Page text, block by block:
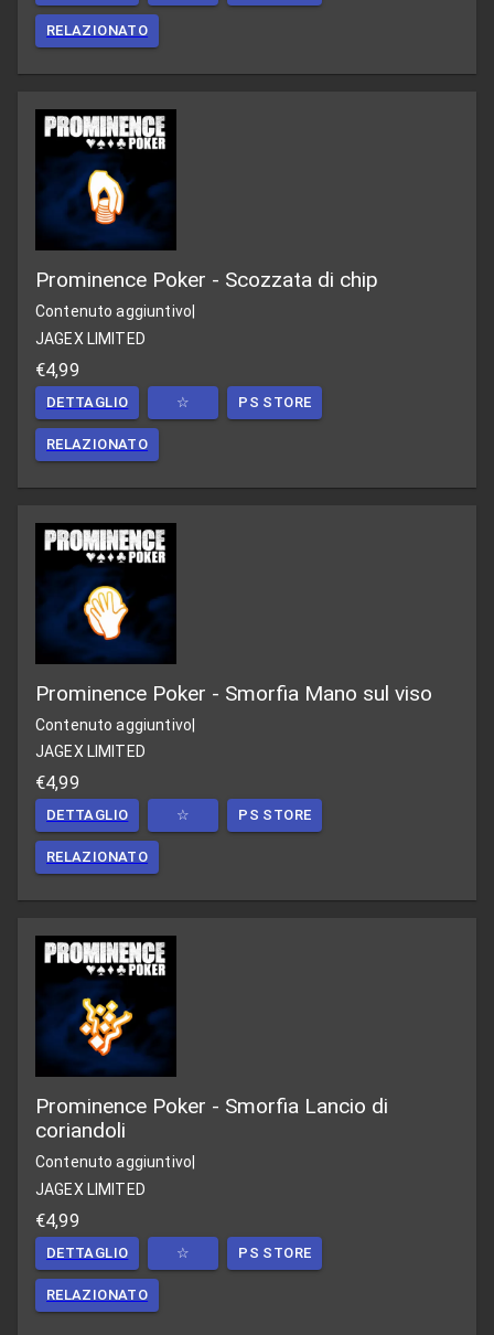
RELAZIONATO
Prominence Poker - Scozzata di chip
Contenuto aggiuntivo
JAGEX LIMITED
€4,99
DETTAGLIO ☆ PS STORE
RELAZIONATO
Prominence Poker - Smorfia Mano sul viso
Contenuto aggiuntivo|
JAGEX LIMITED
€4,99
DETTAGLIO ☆ PS STORE
RELAZIONATO
Prominence Poker - Smorfia Lancio di
coriandoli
Contenuto aggiuntivo
JAGEX LIMITED
€4,99
DETTAGLIO ☆ PS STORE
RELAZIONATO